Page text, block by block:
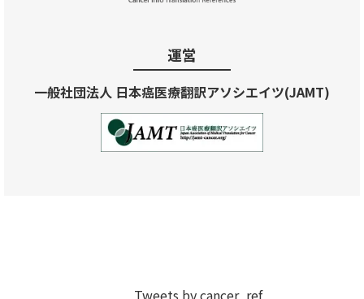
運営
一般社団法人 日本癌医療翻訳アソシエイツ(JAMT)